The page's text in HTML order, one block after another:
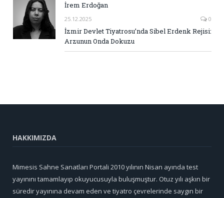
İrem Erdoğan
25.12.2025 0
İzmir Devlet Tiyatrosu’nda Sibel Erdenk Rejisi:
Arzunun Onda Dokuzu
HAKKIMIZDA
Mimesis Sahne Sanatları Portali 2010 yılının Nisan ayında test
yayınını tamamlayıp okuyucusuyla buluşmuştur. Otuz yılı aşkın bir
süredir yayınına devam eden ve tiyatro çevrelerinde saygın bir